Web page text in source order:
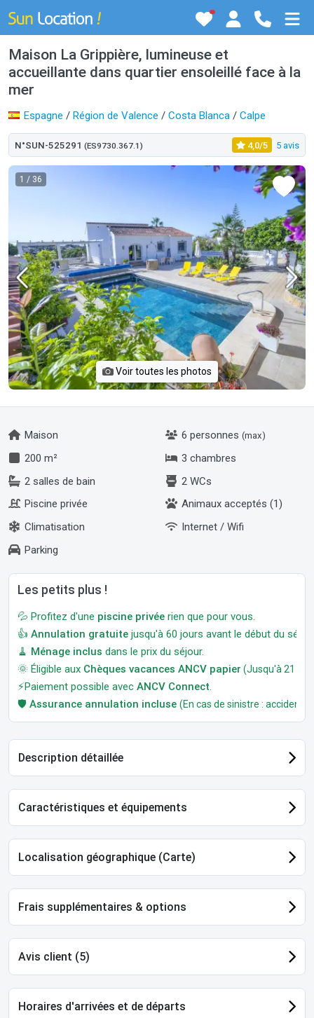
Maison La Grippière, lumineuse et
accueillante dans quartier ensoleillé face à la
mer
Espagne / Région de Valence / Costa Blanca / Calpe
N°SUN-525291 (ES9730.367.1) 4,0/5 5 avis
1 / 36
Voir toutes les photos
Maison 6 personnes (max)
200 m²
3 chambres
2 salles de bain
2 WCs
Piscine privée
Animaux acceptés (1)
Climatisation
Internet / Wifi
Parking
Les petits plus !
💦 Profitez d'une piscine privée rien que pour vous.
👍 Annulation gratuite jusqu'à 60 jours avant le début du
🧹 Ménage inclus dans le prix du séjour.
🌞 Éligible aux Chèques vacances ANCV papier (Jusqu'à 21
⚡Paiement possible avec ANCV Connect
🛡️ Assurance annulation incluse (En cas de sinistre : accident,
Description détaillée
Caractéristiques et équipements
Localisation géographique (Carte)
Frais supplémentaires & options
Avis client (5)
Horaires d'arrivées et de départs